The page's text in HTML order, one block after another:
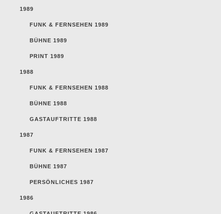
1989
FUNK & FERNSEHEN 1989
BÜHNE 1989
PRINT 1989
1988
FUNK & FERNSEHEN 1988
BÜHNE 1988
GASTAUFTRITTE 1988
1987
FUNK & FERNSEHEN 1987
BÜHNE 1987
PERSÖNLICHES 1987
1986